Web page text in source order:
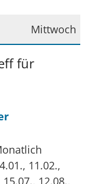
Mittwoch
für
11.02.,
12.08.,